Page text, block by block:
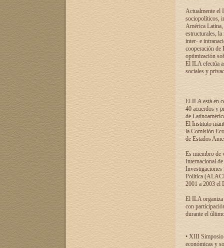
Actualmente el
sociopolíticos,
América Latina,
estructurales,
inter- e
cooperación de
optimización
El ILA efectúa
sociales y
El ILA está en
40 acuerdos y
de
El Instituto
la Comisión
de Estados
Es miembro de
Internacional
Investigaciones
Política
2001 a 2003 el
El ILA organiza
con
durante el
• XIII Simposio
económicas y